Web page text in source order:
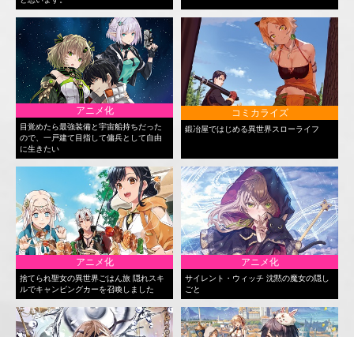
アニメ化
目覚めたら最強装備と宇宙船持ちだった
ので、一戸建て目指して傭兵として自由
に生きたい
コミカライズ
鍛冶屋ではじめる異世界スローライフ
アニメ化
捨てられ聖女の異世界ごはん旅 隠れスキ
ルでキャンピングカーを召喚しました
アニメ化
サイレント・ウィッチ 沈黙の魔女の隠し
ごと